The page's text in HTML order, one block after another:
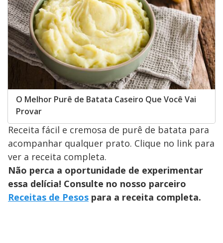
O Melhor Purê de Batata Caseiro Que Você Vai
Provar
Receita fácil e cremosa de purê de batata para
acompanhar qualquer prato. Clique no link para
ver a receita completa.
Não perca a oportunidade de experimentar
essa delícia! Consulte no nosso parceiro
Receitas de Pesos para a receita completa.